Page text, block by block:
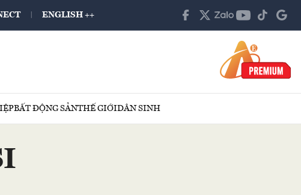
ENGLISH ++
BẤT ĐỘNG SẢNTHẾ GIỚIDÂN SINH